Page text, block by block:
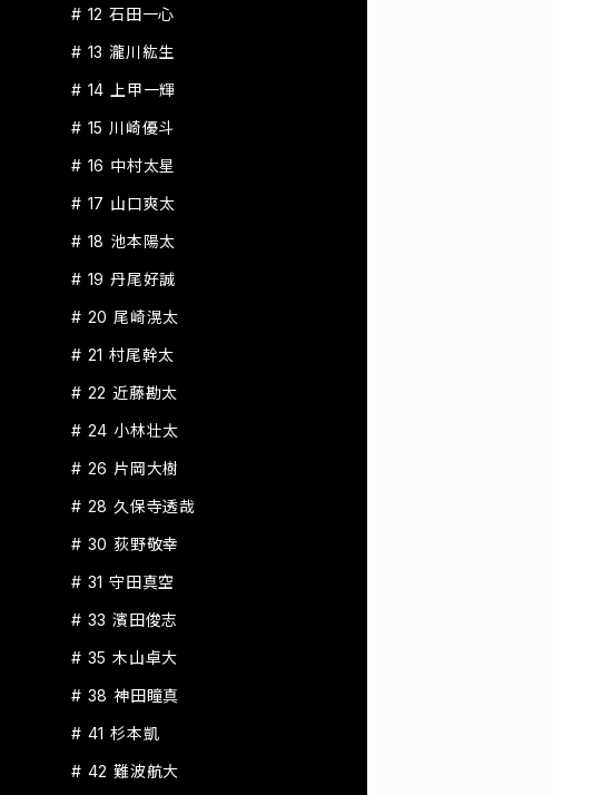
# 12 石田一心
# 13 瀧川紘生
# 14 上甲一輝
# 15 川崎優斗
# 16 中村太星
# 17 山口爽太
# 18 池本陽太
# 19 丹尾好誠
# 20 尾崎滉太
# 21 村尾幹太
# 22 近藤勘太
# 24 小林壮太
# 26 片岡大樹
# 28 久保寺透哉
# 30 荻野敬幸
# 31 守田真空
# 33 濱田俊志
# 35 木山卓大
# 38 神田瞳真
# 41 杉本凱
# 42 難波航大